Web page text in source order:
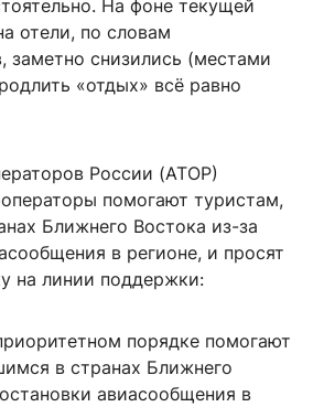
На фоне текущей
отели, по словам
заметно снизились (местами
«отдых» всё равно
России (АТОР)
помогают туристам,
Ближнего Востока из-за
в регионе, и просят
на линии поддержки:
порядке помогают
в странах Ближнего
авиасообщения в